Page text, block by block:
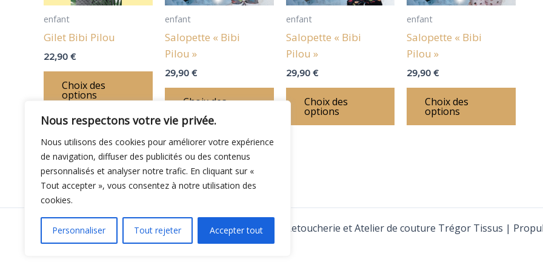
Nous respectons votre vie privée.
Nous utilisons des cookies pour améliorer votre expérience
de navigation, diffuser des publicités ou des contenus
personnalisés et analyser notre trafic. En cliquant sur «
Tout accepter », vous consentez à notre utilisation des
cookies.
Personnaliser Tout rejeter Accepter tout
enfant
Gilet Bibi Pilou
22,90 €
Choix des
options
peuvent
être
choisies
sur
page
du
enfant
Salopette « Bibi
Pilou »
29,90 €
Choix des
peuvent
être
choisies
sur
page
enfant
Salopette « Bibi
Pilou »
29,90 €
Choix des
options
peuvent
être
choisies
sur
enfant
Salopette « Bibi
Pilou »
29,90€
Choix des
options
Copyright © 2026 Retoucherie et Atelier de couture Trégor Tissus |